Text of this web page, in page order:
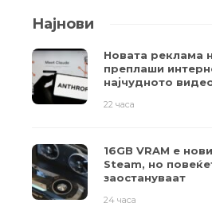
Најнови
Новата реклама
преплаши
најчудното
22 часа
16GB VRAM е
Steam, но
заостануваат
24 часа